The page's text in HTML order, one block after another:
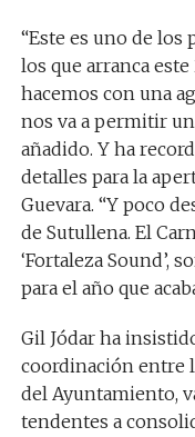
“Este es uno de
los que arranca este
hacemos con una
nos va a permitir
añadido. Y ha
detalles para la
Guevara. “Y poco
de Sutullena. El
‘Fortaleza Sound’,
para el año que
Gil Jódar ha
coordinación entre
del Ayuntamiento,
tendentes a